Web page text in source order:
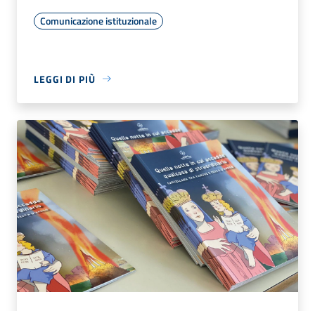
Comunicazione istituzionale
LEGGI DI PIÙ